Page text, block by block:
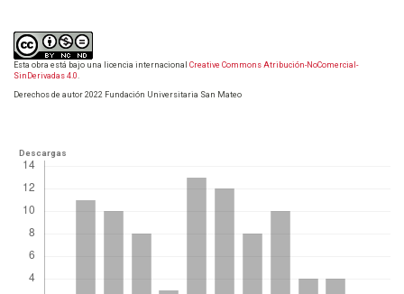
Esta obra está bajo una licencia internacional Creative Commons Atribución-NoComercial-
SinDerivadas 4.0.
Derechos de autor 2022 Fundación Universitaria San Mateo
Descargas